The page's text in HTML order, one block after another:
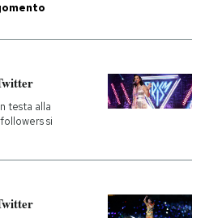
testa alla
si